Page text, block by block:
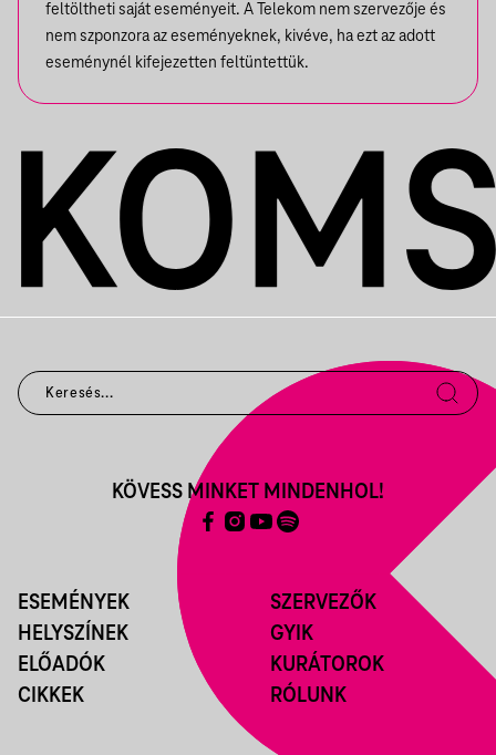
feltöltheti saját eseményeit. A Telekom nem szervezője és
nem szponzora az eseményeknek, kivéve, ha ezt az adott
eseménynél kifejezetten feltüntettük.
ESEMÉNYEK
HELYSZÍNEK
ELŐADÓK
CIKKEK
SZERVEZŐK
GYIK
KURÁTOROK
RÓLUNK
KÖVESS MINKET MINDENHOL!